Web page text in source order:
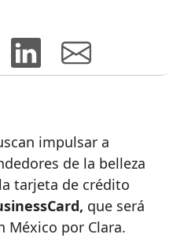
impulsar a
de la belleza
tarjeta de crédito
que será
México por Clara.